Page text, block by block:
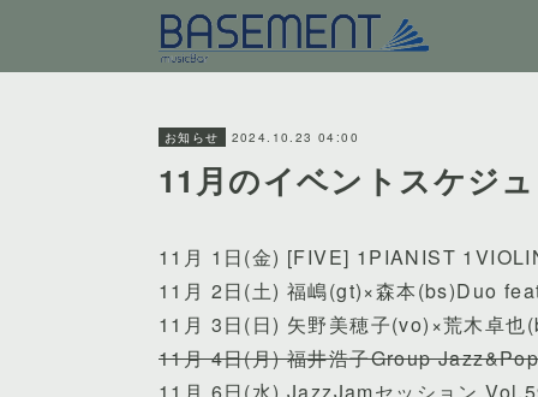
お知らせ 2024.10.23 04:00
11月のイベントスケジ
11月 1日(金) [FIVE] 1PIANIST
11月 2日(土) 福嶋(gt)×森本(bs)Duo
11月 3日(日) 矢野美穂子(vo)×荒木卓
11月 4日(月) 福井浩子Group